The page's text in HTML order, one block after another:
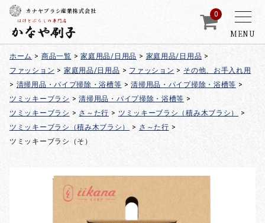
MENU
カナヤブラシ産業株式会社 0
ホーム > 商品一覧 > 家庭用品/日用品 > 家庭用品/日用品 >
ファッション > 家庭用品/日用品 > ファッション > その他、お手入れ用
> 清掃用品・パイプ掃除・浴槽等 > 清掃用品・パイプ掃除・浴槽等 >
ツミッキーブラシ > 清掃用品・パイプ掃除・浴槽等 >
ツミッキーブラシ > さ～た行 > ツミッキーブラシ（積み木ブラシ）
>
ツミッキーブラシ（積み木ブラシ）
> さ～た行 >
ツミッキーブラシ（そ）